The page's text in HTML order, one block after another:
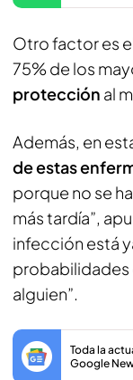
Otro factor es
75% de los
protección al
Además, en
de estas
porque no se
más tardía”,
infección está
probabilidades
alguien”.
Toda la
Google